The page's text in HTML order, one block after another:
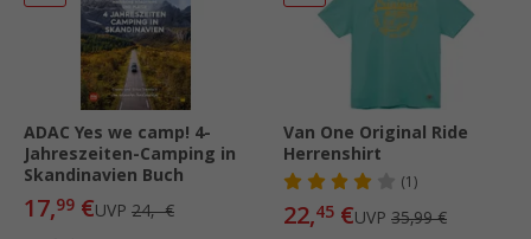
ADAC Yes we camp! 4-
Jahreszeiten-Camping in
Skandinavien Buch
17,99 €UVP 24,- €
Van One Original Ride
Herrenshirt
(1)
22,45 €UVP 35,99 €